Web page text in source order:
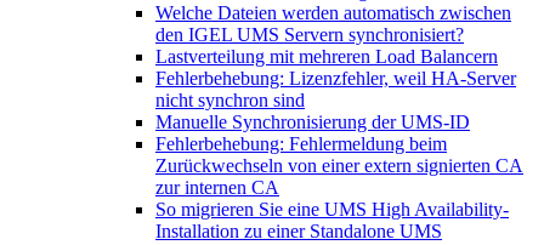
Welche Dateien werden automatisch zwischen
den IGEL UMS Servern synchronisiert?
Lastverteilung mit mehreren Load Balancern
Fehlerbehebung: Lizenzfehler, weil HA-Server
nicht synchron sind
Manuelle Synchronisierung der UMS-ID
Fehlerbehebung: Fehlermeldung beim
Zurückwechseln von einer extern signierten CA
zur internen CA
So migrieren Sie eine UMS High Availability-
Installation zu einer Standalone UMS